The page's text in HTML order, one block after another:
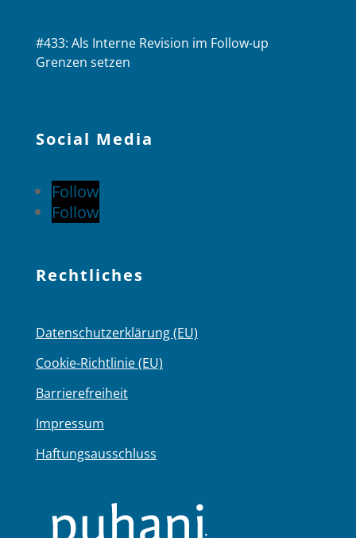
#433: Als Interne Revision im Follow-up
Grenzen setzen
Social Media
Follow
Follow
Rechtliches
Datenschutzerklärung (EU)
Cookie-Richtlinie (EU)
Barrierefreiheit
Impressum
Haftungsausschluss